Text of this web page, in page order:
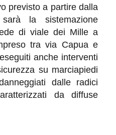
previsto a partire dalla
la sistemazione
di viale dei Mille a
tra via Capua e
anche interventi
su marciapiedi
dalle radici
da diffuse